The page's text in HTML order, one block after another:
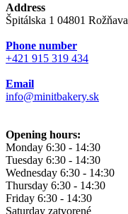
Address
Špitálska 1 04801 Rožňava
Phone number
+421 915 319 434
Email
info@minitbakery.sk
Opening hours:
Monday 6:30 - 14:30
Tuesday 6:30 - 14:30
Wednesday 6:30 - 14:30
Thursday 6:30 - 14:30
Friday 6:30 - 14:30
Saturday zatvorené